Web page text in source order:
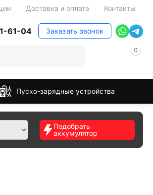
Доставка и оплата Контакты
61-04 Заказать звонок
0
Пуско-зарядные устройства
Подобрать
аккумулятор